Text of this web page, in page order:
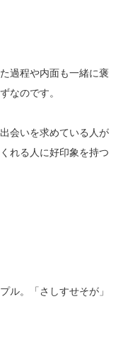
過程や内面も一緒に褒
なのです。
会いを求めている人が
れる人に好印象を持つ
ル。「さしすせそが」